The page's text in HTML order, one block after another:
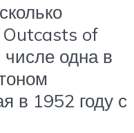
Outcasts of
одна в
в 1952 году с